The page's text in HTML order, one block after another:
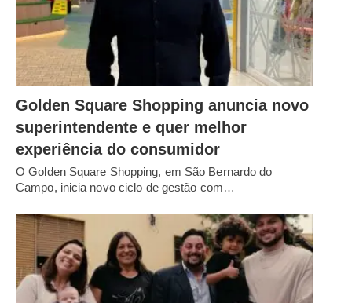
Golden Square Shopping anuncia novo
superintendente e quer melhor
experiência do consumidor
O Golden Square Shopping, em São Bernardo do
Campo, inicia novo ciclo de gestão com…